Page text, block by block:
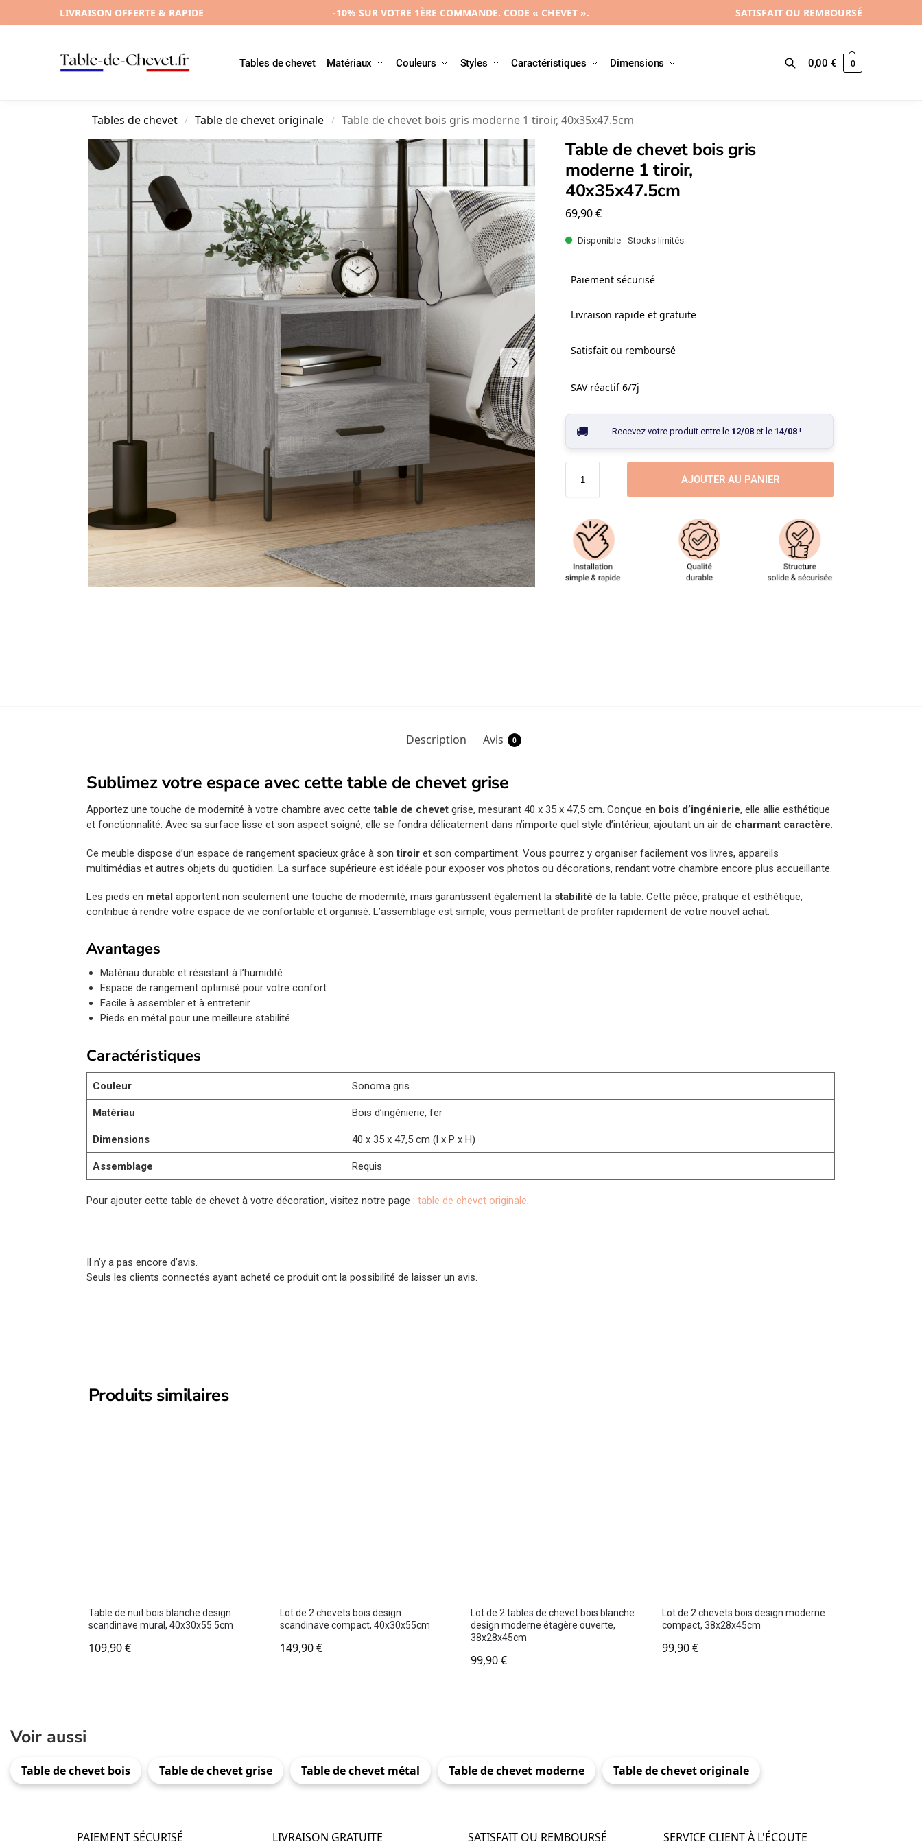
LIVRAISON OFFERTE & RAPIDE -10% SUR VOTRE 1ÈRE COMMANDE. CODE « CHEVET ». SATISFAIT OU REMBOURSÉ
Tables de chevet Matériaux Couleurs Styles Caractéristiques Dimensions
Recherche 0,00€ 0
Tables de chevet / Table de chevet originale / Table de chevet bois gris moderne 1 tiroir, 40x35x47.5cm
Table de chevet bois gris
moderne 1 tiroir,
40x35x47.5cm
69,90€
Disponible - Stocks limités
Paiement sécurisé
Livraison rapide et gratuite
Satisfait ou remboursé
SAV réactif 6/7j
Recevez votre produit entre le 12/08et le 14/08!
AJOUTER AU PANIER
Description Avis 0
Sublimez votre espace avec cette table de chevet grise
Apportez une touche de modernité à votre chambre avec cettetable de chevet grise, mesurant 40 x 35 x 47,5 cm. Conçue en bois d’ingénierie, elle allie esthétique
et fonctionnalité. Avec sa surface lisse et son aspect soigné, elle se fondra délicatement dans n’importe quel style d’intérieur, ajoutant un air de charmant caractère.
Ce meuble dispose d’un espace de rangement spacieux grâce à sontiroir et son compartiment. Vous pourrez y organiser facilement vos livres, appareils
multimédias et autres objets du quotidien. La surface supérieure est idéale pour exposer vos photos ou décorations, rendant votre chambre encore plus accueillante.
Les pieds en métal apportent non seulement une touche de modernité, mais garantissent également la stabilité de la table. Cette pièce, pratique et esthétique,
contribue à rendre votre espace de vie confortable et organisé. L’assemblage est simple, vous permettant de profiter rapidement de votre nouvel achat.
Avantages
Matériau durable et résistant à l’humidité
Espace de rangement optimisé pour votre confort
Facile à assembler et à entretenir
Pieds en métal pour une meilleure stabilité
Caractéristiques
Couleur Sonoma gris
Matériau Bois d’ingénierie, fer
Dimensions 40 x 35 x 47,5 cm (l x P x H)
Assemblage Requis
Pour ajouter cette table de chevet à votre décoration, visitez notre page :table de chevet originale.
Il n’y a pas encore d’avis.
Seuls les clients connectés ayant acheté ce produit ont la possibilité de laisser un avis.
Produits similaires
Table de nuit bois blanche design
scandinave mural, 40x30x55.5cm
109,90€
Lot de 2 chevets bois design
scandinave compact, 40x30x55cm
149,90€
Lot de 2 tables de chevet bois blanche
design moderne étagère ouverte,
38x28x45cm
99,90€
Lot de 2 chevets bois design moderne
compact, 38x28x45cm
99,90€
Voir aussi
Table de chevet bois Table de chevet grise Table de chevet métal Table de chevet moderne Table de chevet originale
PAIEMENT SÉCURISÉ LIVRAISON GRATUITE SATISFAIT OU REMBOURSÉ SERVICE CLIENT À L'ÉCOUTE